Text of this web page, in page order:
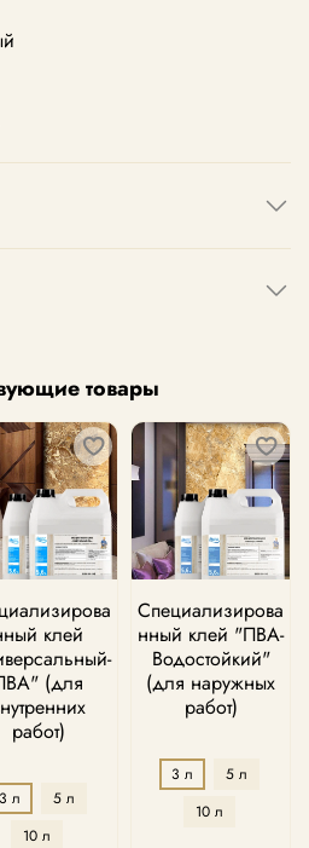
товары
клей
(для
работ)
3 л
5 л
10 л
Специализирова
нный клей "ПВА-
Водостойкий"
(для наружных
работ)
3 л
5 л
10 л